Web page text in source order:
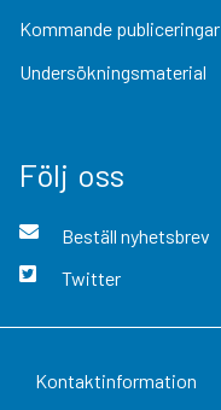
Kommande publiceringar
Undersökningsmaterial
Följ oss
Beställ nyhetsbrev
Twitter
Kontaktinformation